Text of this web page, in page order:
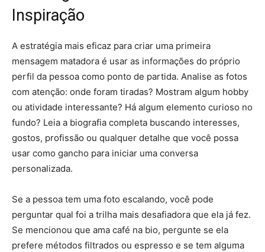
Inspiração
A estratégia mais eficaz para criar uma primeira
mensagem matadora é usar as informações do próprio
perfil da pessoa como ponto de partida. Analise as fotos
com atenção: onde foram tiradas? Mostram algum hobby
ou atividade interessante? Há algum elemento curioso no
fundo? Leia a biografia completa buscando interesses,
gostos, profissão ou qualquer detalhe que você possa
usar como gancho para iniciar uma conversa
personalizada.
Se a pessoa tem uma foto escalando, você pode
perguntar qual foi a trilha mais desafiadora que ela já fez.
Se mencionou que ama café na bio, pergunte se ela
prefere métodos filtrados ou espresso e se tem alguma